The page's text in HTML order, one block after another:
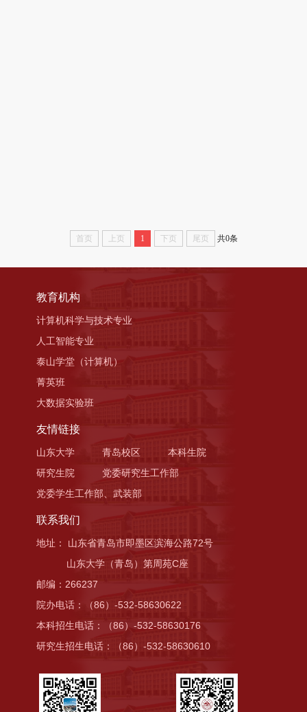
首页 上页 1 下页 尾页 共0条
教育机构
计算机科学与技术专业
人工智能专业
泰山学堂（计算机）
菁英班
大数据实验班
友情链接
山东大学 青岛校区
本科生院
研究生院
党委研究生工作部
党委学生工作部、武装部
联系我们
地址： 山东省青岛市即墨区滨海公路72号
山东大学（青岛）第周苑C座
邮编：266237
院办电话：（86）-532-58630622
本科招生电话：（86）-532-58630176
研究生招生电话：（86）-532-58630610